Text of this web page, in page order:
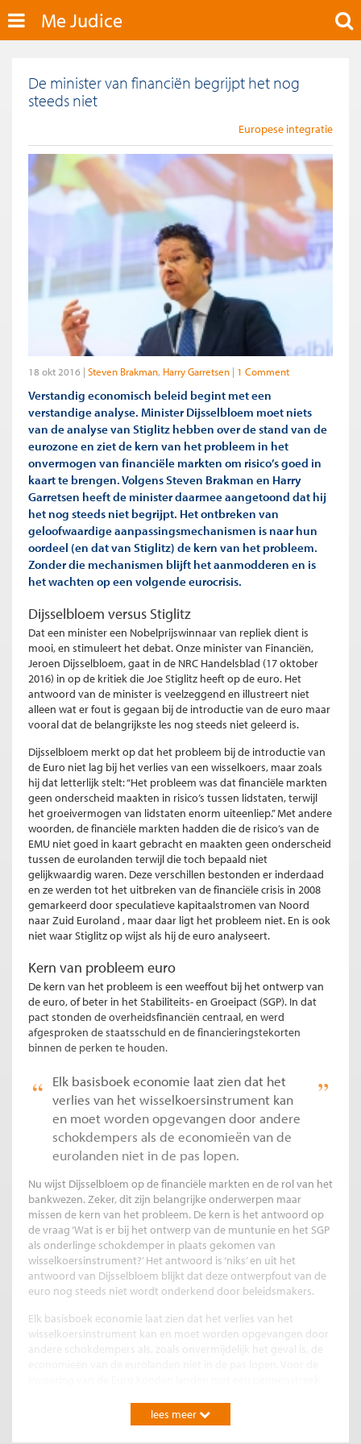
Me Judice
De minister van financiën begrijpt het nog
steeds niet
Europese integratie
18 okt 2016 Steven Brakman Harry Garretsen 1 Comment
Verstandig economisch beleid begint met een
verstandige analyse. Minister Dijsselbloem moet niets
van de analyse van Stiglitz hebben over de stand van de
eurozone en ziet de kern van het probleem in het
onvermogen van financiële markten om risico’s goed in
kaart te brengen. Volgens Steven Brakman en Harry
Garretsen heeft de minister daarmee aangetoond dat hij
het nog steeds niet begrijpt. Het ontbreken van
geloofwaardige aanpassingsmechanismen is naar hun
oordeel (en dat van Stiglitz) de kern van het probleem.
Zonder die mechanismen blijft het aanmodderen en is
het wachten op een volgende eurocrisis.
Dijsselbloem versus Stiglitz
Dat een minister een Nobelprijswinnaar van repliek dient is
mooi, en stimuleert het debat. Onze minister van Financiën,
Jeroen Dijsselbloem, gaat in de NRC Handelsblad (17 oktober
2016) in op de kritiek die Joe Stiglitz heeft op de euro. Het
antwoord van de minister is veelzeggend en illustreert niet
alleen wat er fout is gegaan bij de introductie van de euro maar
vooral dat de belangrijkste les nog steeds niet geleerd is.
Dijsselbloem merkt op dat het probleem bij de introductie van
de Euro niet lag bij het verlies van een wisselkoers, maar zoals
hij dat letterlijk stelt: “Het probleem was dat financiële markten
geen onderscheid maakten in risico’s tussen lidstaten, terwijl
het groeivermogen van lidstaten enorm uiteenliep.” Met andere
woorden, de financiële markten hadden die de risico’s van de
EMU niet goed in kaart gebracht en maakten geen onderscheid
tussen de eurolanden terwijl die toch bepaald niet
gelijkwaardig waren. Deze verschillen bestonden er inderdaad
en ze werden tot het uitbreken van de financiële crisis in 2008
gemarkeerd door speculatieve kapitaalstromen van Noord
naar Zuid Euroland , maar daar ligt het probleem niet. En is ook
niet waar Stiglitz op wijst als hij de euro analyseert.
Kern van probleem euro
De kern van het probleem is een weeffout bij het ontwerp van
de euro, of beter in het Stabiliteits- en Groeipact (SGP). In dat
pact stonden de overheidsfinanciën centraal, en werd
afgesproken de staatsschuld en de financieringstekorten
binnen de perken te houden.
Elk basisboek economie laat zien dat het
verlies van het wisselkoersinstrument kan
en moet worden opgevangen door andere
schokdempers als de economieën van de
eurolanden niet in de pas lopen.
Nu wijst Dijsselbloem op de financiële markten en de rol van het
bankwezen. Zeker, dit zijn belangrijke onderwerpen maar
missen de kern van het probleem. De kern is het antwoord op
de vraag ‘Wat is er bij het ontwerp van de muntunie en het SGP
als onderlinge schokdemper in plaats gekomen van
wisselkoersinstrument?’ Het antwoord is ‘niks’ en uit het
antwoord van Dijsselbloem blijkt dat deze ontwerpfout van de
euro nog steeds niet wordt onderkend door beleidsmakers.
Elk basisboek economie laat zien dat het verlies van het
wisselkoersinstrument kan en moet worden opgevangen door
andere schokdempers als, zoals onvermijdelijk het geval is, de
compenseren. Was een land te duur geworden dan kon de
munt devalueren. Dat dit overigens niet altijd goed ging was
een van de redenen de Euro in te voeren.
lees meer